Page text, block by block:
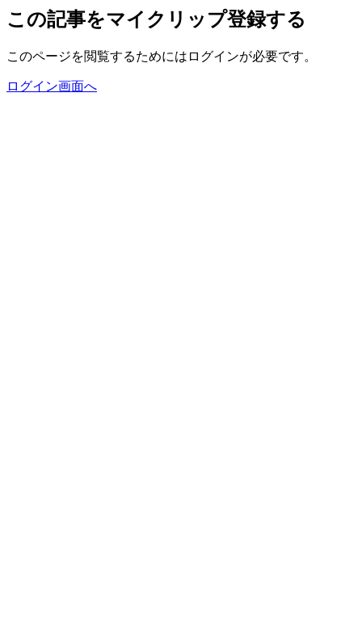
この記事をマイクリップ登録する
このページを閲覧するためにはログインが必要です。
ログイン画面へ